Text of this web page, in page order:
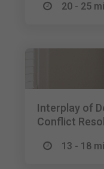
20 - 25
Interplay of
Conflict
13 - 18